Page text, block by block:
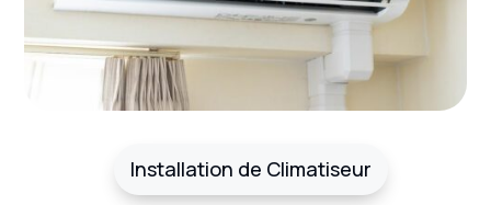
Installation de Climatiseur